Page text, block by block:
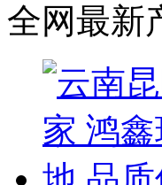
全网最新